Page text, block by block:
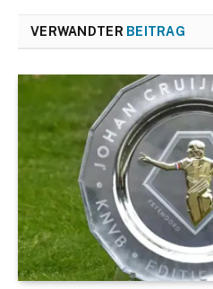
VERWANDTER BEITRAG